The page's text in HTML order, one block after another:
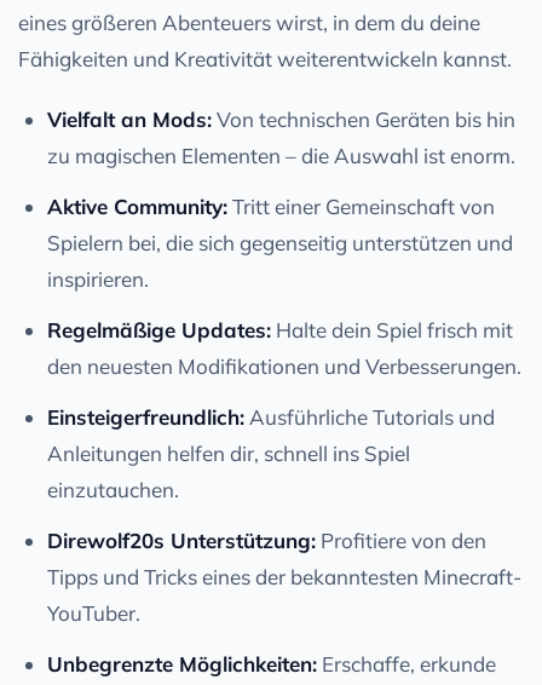
eines größeren Abenteuers wirst, in dem du deine
Fähigkeiten und Kreativität weiterentwickeln kannst.
Vielfalt an Mods:Von technischen Geräten bis hin
zu magischen Elementen – die Auswahl ist enorm.
Aktive Community:Tritt einer Gemeinschaft von
Spielern bei, die sich gegenseitig unterstützen und
inspirieren.
Regelmäßige Updates: Halte dein Spiel frisch mit
den neuesten Modifikationen und Verbesserungen.
Einsteigerfreundlich: Ausführliche Tutorials und
Anleitungen helfen dir, schnell ins Spiel
einzutauchen.
Direwolf20s Unterstützung: Profitiere von den
Tipps und Tricks eines der bekanntesten Minecraft-
YouTuber.
Unbegrenzte Möglichkeiten: Erschaffe, erkunde